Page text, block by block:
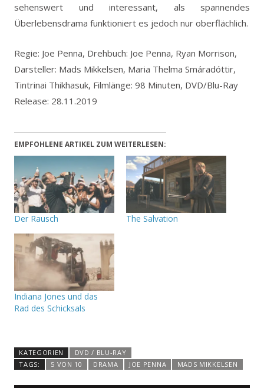
sehenswert und interessant, als spannendes
Überlebensdrama funktioniert es jedoch nur oberflächlich.
Regie: Joe Penna, Drehbuch: Joe Penna, Ryan Morrison,
Darsteller: Mads Mikkelsen, Maria Thelma Smáradóttir,
Tintrinai Thikhasuk, Filmlänge: 98 Minuten, DVD/Blu-Ray
Release: 28.11.2019
EMPFOHLENE ARTIKEL ZUM WEITERLESEN:
Der Rausch The Salvation
Indiana Jones und das
Rad des Schicksals
KATEGORIEN
DVD / BLU-RAY
TAGS:
5 VON 10 DRAMA JOE PENNA MADS MIKKELSEN